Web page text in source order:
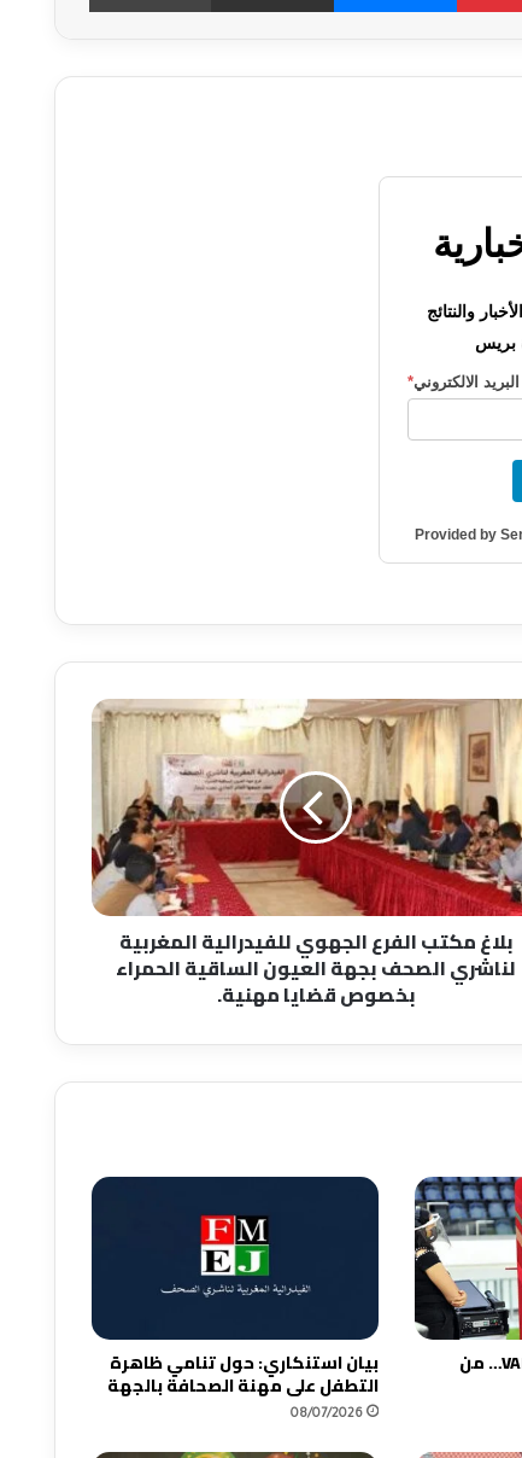
والنتائج
بريس
البريد الالكتروني*
Provided by
بلاغ مكتب الفرع الجهوي للفيدرالية المغربية
لناشري الصحف بجهة العيون الساقية الحمراء
بخصوص قضايا مهنية.
العنوان : قبل دورات الـVAR… من بيان استنكاري: حول تنامي ظاهرة
التطفل على مهنة الصحافة بالجهة
08/07/2026